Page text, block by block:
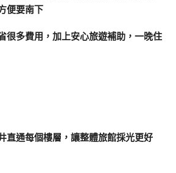
便要南下
很多費用，加上安心旅遊補助，一晚住
直通每個樓層，讓整體旅館採光更好